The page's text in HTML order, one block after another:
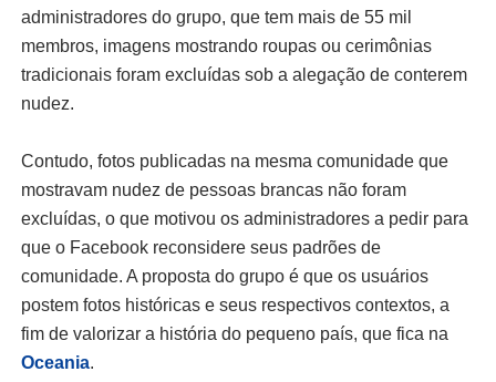
administradores do grupo, que tem mais de 55 mil
membros, imagens mostrando roupas ou cerimônias
tradicionais foram excluídas sob a alegação de conterem
nudez.
Contudo, fotos publicadas na mesma comunidade que
mostravam nudez de pessoas brancas não foram
excluídas, o que motivou os administradores a pedir para
que o Facebook reconsidere seus padrões de
comunidade. A proposta do grupo é que os usuários
postem fotos históricas e seus respectivos contextos, a
fim de valorizar a história do pequeno país, que fica na
Oceania.